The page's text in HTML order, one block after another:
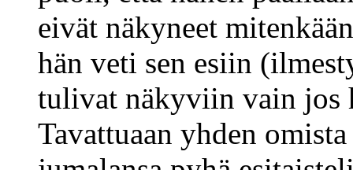
eivät näkyneet
hän veti sen esiin
tulivat näkyviin vain jos
Tavattuaan yhden